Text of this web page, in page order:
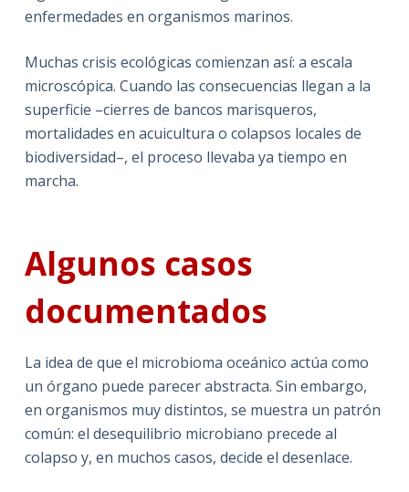
enfermedades en organismos marinos.
Muchas crisis ecológicas comienzan así: a escala
microscópica. Cuando las consecuencias llegan a la
superficie –cierres de bancos marisqueros,
mortalidades en acuicultura o colapsos locales de
biodiversidad–, el proceso llevaba ya tiempo en
marcha.
Algunos casos
documentados
La idea de que el microbioma oceánico actúa como
un órgano puede parecer abstracta. Sin embargo,
en organismos muy distintos, se muestra un patrón
común: el desequilibrio microbiano precede al
colapso y, en muchos casos, decide el desenlace.